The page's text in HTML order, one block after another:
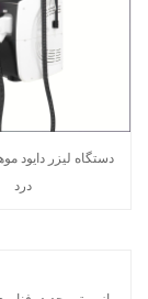
دستگاه لیزر دایود
درد